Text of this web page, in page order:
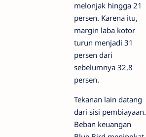
melonjak hingga 21
persen. Karena itu,
margin laba kotor
turun menjadi 31
persen dari
sebelumnya 32,8
persen.
Tekanan lain datang
dari sisi pembiayaan.
Beban keuangan